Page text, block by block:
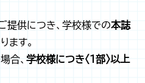
提供につき、学校様での本誌
ます。
合、 学校様につき〈1部〉以上